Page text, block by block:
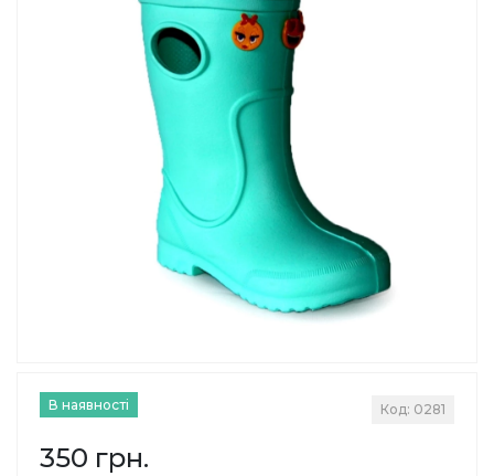
В наявності Код: 0281
350 грн.